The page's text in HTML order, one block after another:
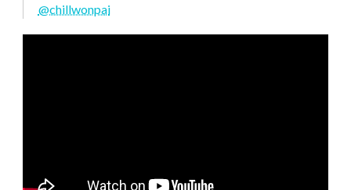
@chillwonpai